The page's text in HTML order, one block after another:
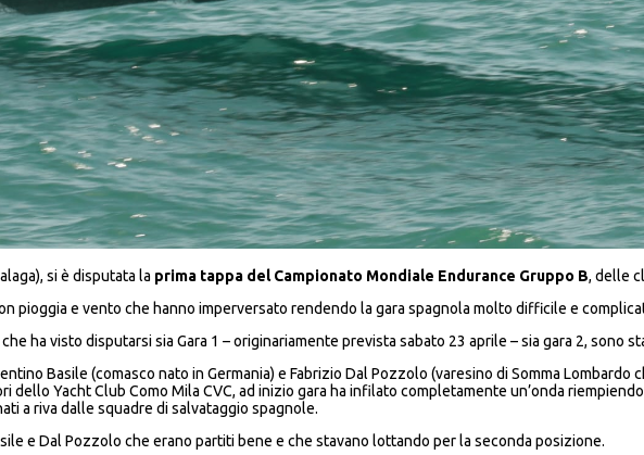
si è disputata la prima tappa del Campionato Mondiale Endurance Gruppo B, delle
pioggia e vento che hanno imperversato rendendo la gara spagnola molto difficile e
ha visto disputarsi sia Gara 1 – originariamente prevista sabato 23 aprile – sia gara 2, sono
Basile (comasco nato in Germania) e Fabrizio Dal Pozzolo (varesino di Somma Lombardo
dello Yacht Club Como Mila CVC, ad inizio gara ha infilato completamente un’onda
a riva dalle squadre di salvataggio spagnole.
e Dal Pozzolo che erano partiti bene e che stavano lottando per la seconda posizione.